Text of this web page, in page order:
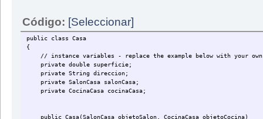
Código: [Seleccionar]
public class Casa
{
// instance variables - replace the example below with your own
private double superficie;
private String direccion;
private SalonCasa salonCasa;
private CocinaCasa cocinaCasa;
public Casa(SalonCasa objetoSalon, CocinaCasa objetoCocina)